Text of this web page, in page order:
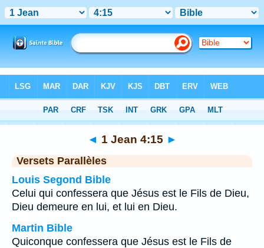
Chapitre 4> Verset 15
◄ 1 Jean 4:15 ►
Versets Parallèles
Louis Segond Bible
Celui qui confessera que Jésus est le Fils de Dieu,
Dieu demeure en lui, et lui en Dieu.
Martin Bible
Quiconque confessera que Jésus est le Fils de